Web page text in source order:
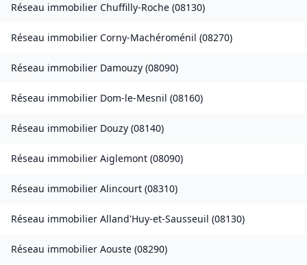
Réseau immobilier Chuffilly-Roche (08130)
Réseau immobilier Corny-Machéroménil (08270)
Réseau immobilier Damouzy (08090)
Réseau immobilier Dom-le-Mesnil (08160)
Réseau immobilier Douzy (08140)
Réseau immobilier Aiglemont (08090)
Réseau immobilier Alincourt (08310)
Réseau immobilier Alland'Huy-et-Sausseuil (08130)
Réseau immobilier Aouste (08290)